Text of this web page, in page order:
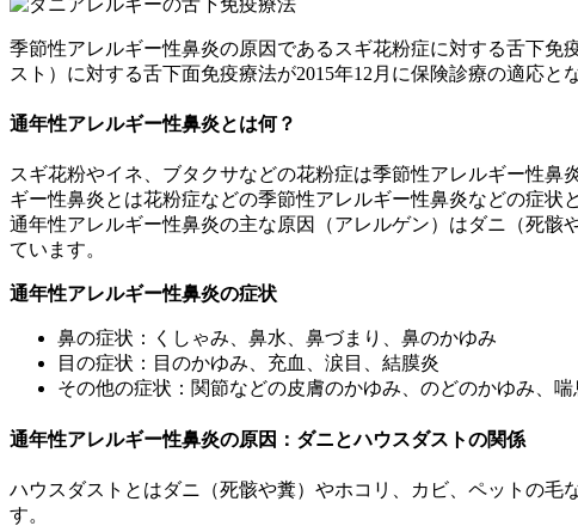
季節性アレルギー性鼻炎の原因であるスギ花粉症に対する舌下免
スト）に対する舌下面免疫療法が2015年12月に保険診療の適応と
通年性アレルギー性鼻炎とは何？
スギ花粉やイネ、ブタクサなどの花粉症は季節性アレルギー性
ギー性鼻炎とは花粉症などの季節性アレルギー性鼻炎などの症状
通年性アレルギー性鼻炎の主な原因（アレルゲン）はダニ（死
ています。
通年性アレルギー性鼻炎の症状
鼻の症状：くしゃみ、鼻水、鼻づまり、鼻のかゆみ
目の症状：目のかゆみ、充血、涙目、結膜炎
その他の症状：関節などの皮膚のかゆみ、のどのかゆみ、
通年性アレルギー性鼻炎の原因：ダニとハウスダストの関係
ハウスダストとはダニ（死骸や糞）やホコリ、カビ、ペットの毛
す。